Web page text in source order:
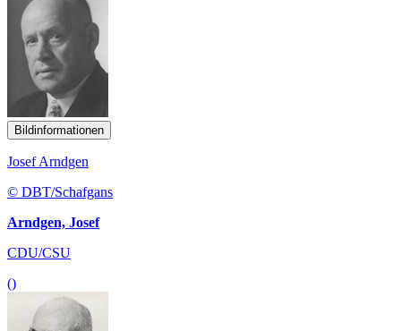
Bildinformationen
Josef Arndgen
© DBT/Schafgans
Arndgen, Josef
CDU/CSU
()